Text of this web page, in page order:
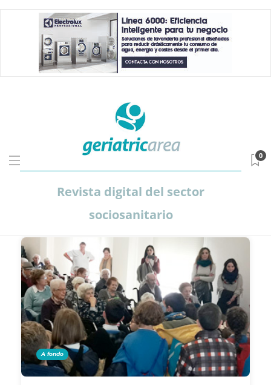
Revista digital del sector
sociosanitario
0
A fondo